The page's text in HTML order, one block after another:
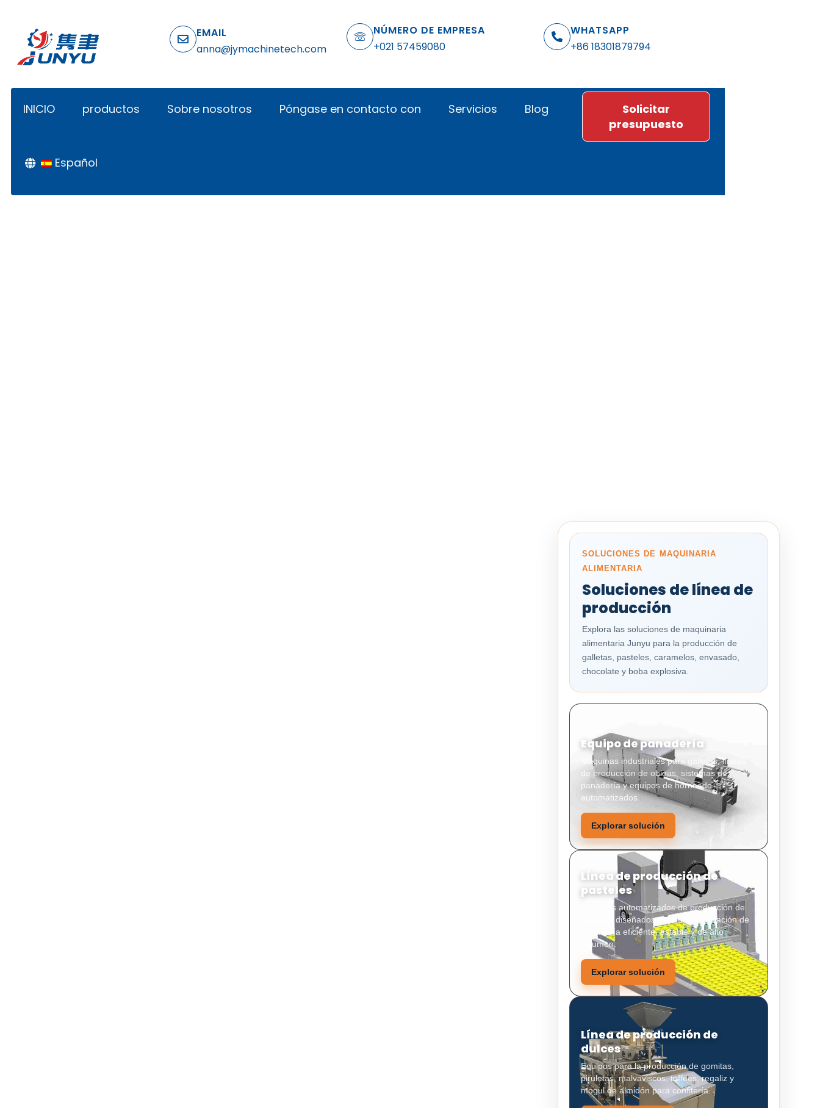
EMAIL
anna@jymachinetech.com
NÚMERO DE EMPRESA
+021 57459080
WHATSAPP
+86 18301879794
INICIO productos Sobre nosotros Póngase en contacto con Servicios Blog
Español
Solicitar
presupuesto
SOLUCIONES DE MAQUINARIA
ALIMENTARIA
Soluciones de línea de
producción
Explora las soluciones de maquinaria
alimentaria Junyu para la producción de
galletas, pasteles, caramelos, envasado,
chocolate y boba explosiva.
Equipo de panadería
Máquinas industriales para galletas, líneas
de producción de obleas, sistemas de
panadería y equipos de horneado
automatizados.
Explorar solución
Línea de producción de
pasteles
Sistemas automatizados de producción de
pasteles diseñados para una fabricación de
panadería eficiente, estable y de alto
volumen.
Explorar solución
Línea de producción de
dulces
Equipos para la producción de gomitas,
piruletas, malvaviscos, toffees, regaliz y
mogul de almidón para confitería.